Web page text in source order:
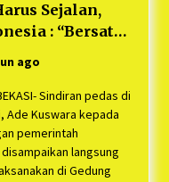
dari Sampah
Peserta : Mudik
BUMN 2025
Indonesia Gilang
Sejalan,
: “Bersatu,
baik di
ago
Sindiran pedas di
Ade Kuswara kepada
pemerintah
langsung
di Gedung